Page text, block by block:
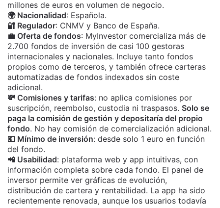
millones de euros en volumen de negocio.
🌍 Nacionalidad: Española.
🔐 Regulador: CNMV y Banco de España.
💼 Oferta de fondos: MyInvestor comercializa más de
2.700 fondos de inversión de casi 100 gestoras
internacionales y nacionales. Incluye tanto fondos
propios como de terceros, y también ofrece carteras
automatizadas de fondos indexados sin coste
adicional.
💸 Comisiones y tarifas: no aplica comisiones por
suscripción, reembolso, custodia ni traspasos. Solo se
paga la comisión de gestión y depositaría del propio
fondo. No hay comisión de comercialización adicional.
💶 Mínimo de inversión: desde solo 1 euro en función
del fondo.
📲 Usabilidad: plataforma web y app intuitivas, con
información completa sobre cada fondo. El panel de
inversor permite ver gráficas de evolución,
distribución de cartera y rentabilidad. La app ha sido
recientemente renovada, aunque los usuarios todavía